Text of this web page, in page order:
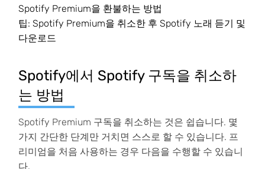
Spotify Premium을 환불하는 방법
팁: Spotify Premium을 취소한 후 Spotify 노래 듣기 및
다운로드
Spotify에서 Spotify 구독을 취소하
는 방법
Spotify Premium 구독을 취소하는 것은 쉽습니다. 몇
가지 간단한 단계만 거치면 스스로 할 수 있습니다. 프
리미엄을 처음 사용하는 경우 다음을 수행할 수 있습니
다.